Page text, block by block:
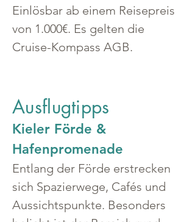
Einlösbar ab einem Reisepreis
von 1.000€. Es gelten die
Cruise-Kompass AGB.
Ausflugtipps
Kieler Förde &
Hafenpromenade
Entlang der Förde erstrecken
sich Spazierwege, Cafés und
Aussichtspunkte. Besonders